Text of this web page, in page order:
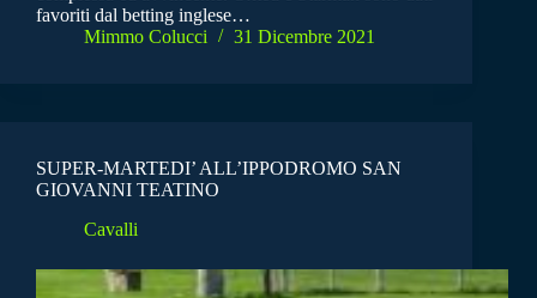
favoriti dal betting inglese…
Mimmo Colucci
31 Dicembre 2021
SUPER-MARTEDI’ ALL’IPPODROMO SAN
GIOVANNI TEATINO
Cavalli